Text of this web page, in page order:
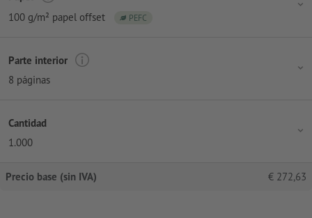
100 g/m² papel offset
PEFC
Parte interior
8 páginas
Cantidad
1.000
Precio base (sin IVA) € 272,63